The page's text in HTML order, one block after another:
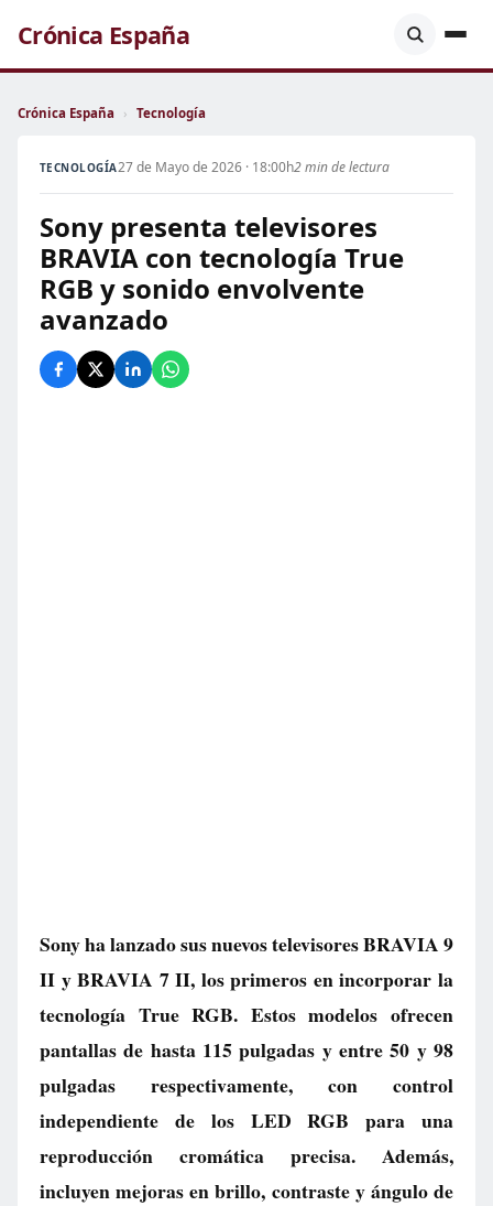
Crónica España
Crónica España › Tecnología
TECNOLOGÍA27 de Mayo de 2026 · 18:00h2 min de lectura
Sony presenta televisores
BRAVIA con tecnología True
RGB y sonido envolvente
avanzado
Sony ha lanzado sus nuevos televisores BRAVIA 9
II y BRAVIA 7 II, los primeros en incorporar la
tecnología True RGB. Estos modelos ofrecen
pantallas de hasta 115 pulgadas y entre 50 y 98
pulgadas respectivamente, con control
independiente de los LED RGB para una
reproducción cromática precisa. Además,
incluyen mejoras en brillo, contraste y ángulo de